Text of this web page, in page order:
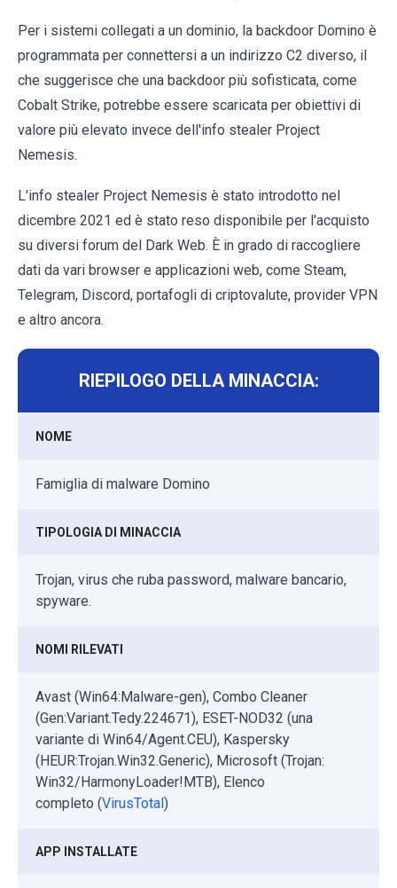
Per i sistemi collegati a un dominio, la backdoor Domino è
programmata per connettersi a un indirizzo C2 diverso, il
che suggerisce che una backdoor più sofisticata, come
Cobalt Strike, potrebbe essere scaricata per obiettivi di
valore più elevato invece dell'info stealer Project
Nemesis.
L'info stealer Project Nemesis è stato introdotto nel
dicembre 2021 ed è stato reso disponibile per l'acquisto
su diversi forum del Dark Web. È in grado di raccogliere
dati da vari browser e applicazioni web, come Steam,
Telegram, Discord, portafogli di criptovalute, provider VPN
e altro ancora.
RIEPILOGO DELLA MINACCIA:
NOME
Famiglia di malware Domino
TIPOLOGIA DI MINACCIA
Trojan, virus che ruba password, malware bancario,
spyware.
NOMI RILEVATI
Avast (Win64:Malware-gen), Combo Cleaner
(Gen:Variant.Tedy.224671), ESET-NOD32 (una
variante di Win64/Agent.CEU), Kaspersky
(HEUR:Trojan.Win32.Generic), Microsoft (Trojan:
Win32/HarmonyLoader!MTB), Elenco
completo (VirusTotal)
APP INSTALLATE